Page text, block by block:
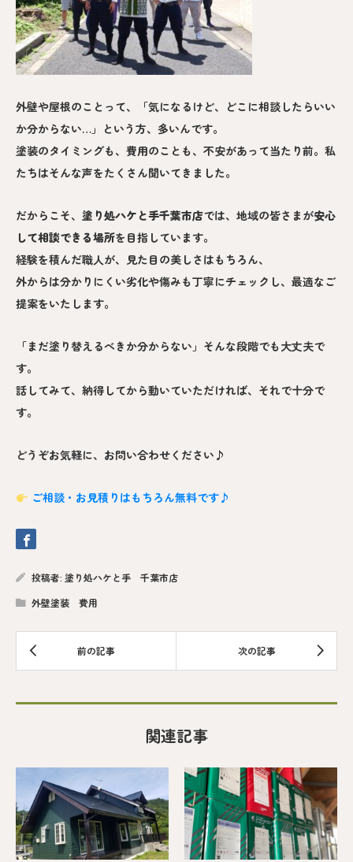
外壁や屋根のことって、「気になるけど、どこに相談したらいい
か分からない…」という方、多いんです。
塗装のタイミングも、費用のことも、不安があって当たり前。私
たちはそんな声をたくさん聞いてきました。
だからこそ、 塗り処ハケと手千葉市店では、地域の皆さまが安心
して相談できる場所を目指しています。
経験を積んだ職人が、見た目の美しさはもちろん、
外からは分かりにくい劣化や傷みも丁寧にチェックし、最適なご
提案をいたします。
「まだ塗り替えるべきか分からない」そんな段階でも大丈夫で
す。
話してみて、納得してから動いていただければ、それで十分で
す。
どうぞお気軽に、お問い合わせください♪
ご相談・お見積りはもちろん無料です♪
投稿者: 塗り処ハケと手 千葉市店
外壁塗装 費用
関連記事